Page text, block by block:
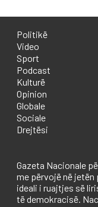
Politikë
Video
Sport
Podcast
Kulturë
Opinion
Globale
Sociale
Drejtësi
Gazeta Nacionale
me përvojë në jetën
ideali i ruajtjes së
të demokracisë.